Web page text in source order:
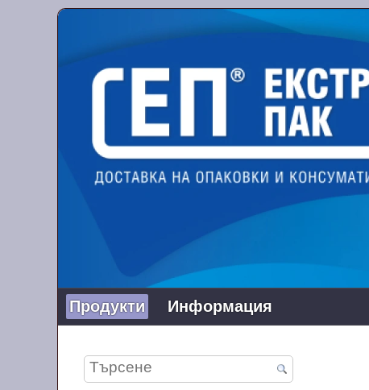
Продукти Информация